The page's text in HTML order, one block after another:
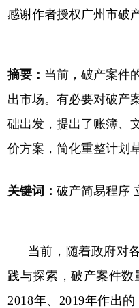
感谢作者授权广州市破
摘要： 当前，破产案件
出市场。有必要对破产
础出发，提出了账簿、
价方案，简化重整计划
关键词：破产简易程序
当前，随着政府对
践与探索，破产案件数
2018年、2019年作出